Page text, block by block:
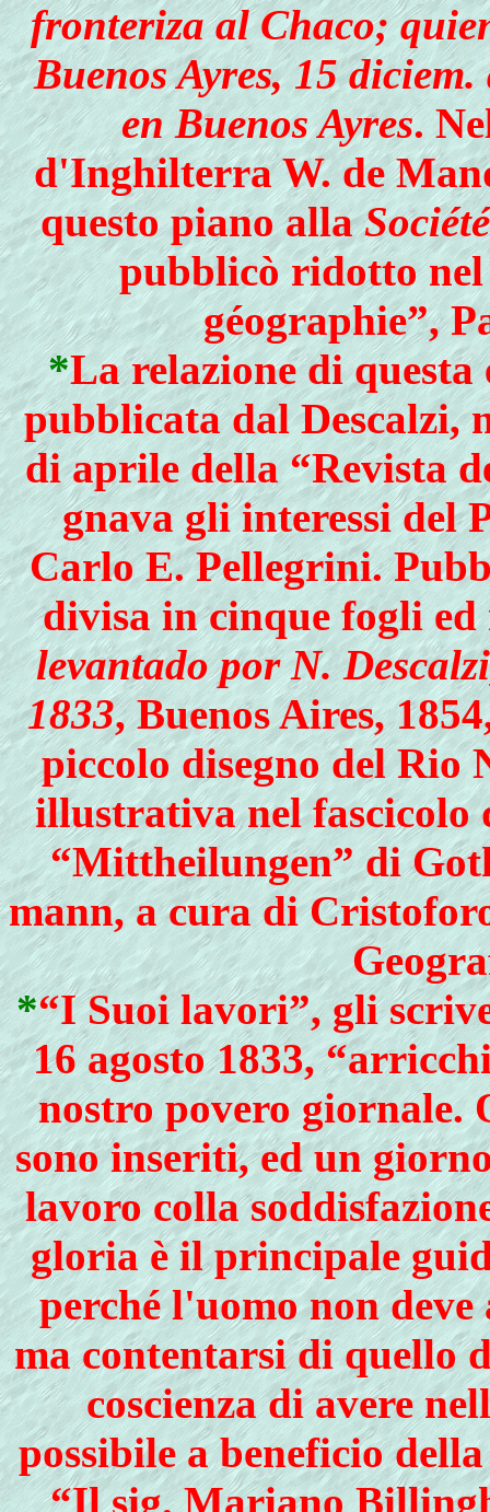
fronteriza al Chaco;
Buenos Ayres, 15
en Buenos Ayres.
d'Inghilterra W. de
questo piano alla
pubblicò ridotto nel
géographie”,
*Larelazione di questa
pubblicata dal Descalzi,
di aprile della “Revista
gnava gli interessi del
Carlo E. Pellegrini.
divisa in cinque fogli
levantado por N.
1833, Buenos Aires,
piccolo disegno del Rio
illustrativa nel fasci­colo
“Mittheilungen” di
mann, a cura di
*“I Suoi lavori”, gli
16 agosto 1833,
nostro povero giornale.
sono inse­riti, ed un
lavoro colla
gloria è il principale
perché l'uomo non
ma contentarsi di quello
coscienza di avere
possibile a beneficio
“Il sig. Mariano